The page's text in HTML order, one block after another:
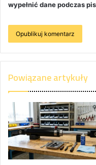
wypełnić dane podczas
Powiązane artykuły